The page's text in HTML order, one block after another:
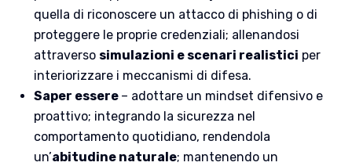
quella di riconoscere un attacco di phishing o di
proteggere le proprie credenziali; allenandosi
attraverso simulazioni e scenari realistici per
interiorizzare i meccanismi di difesa.
Saper essere – adottare un mindset difensivo e
proattivo; integrando la sicurezza nel
comportamento quotidiano, rendendola
un’abitudine naturale; mantenendo un